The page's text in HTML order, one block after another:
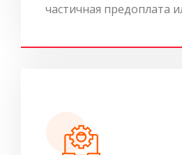
частичная предоплата